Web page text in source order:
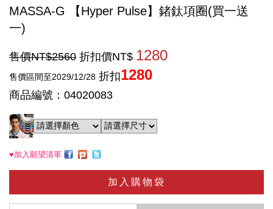
MASSA-G 【Hyper Pulse】鍺鈦項圈(買一送
一)
售價NT$2560 折扣價NT$ 1280
售價區間至2029/12/28 折扣1280
商品編號：04020083
♥加入願望清單
加入購物袋